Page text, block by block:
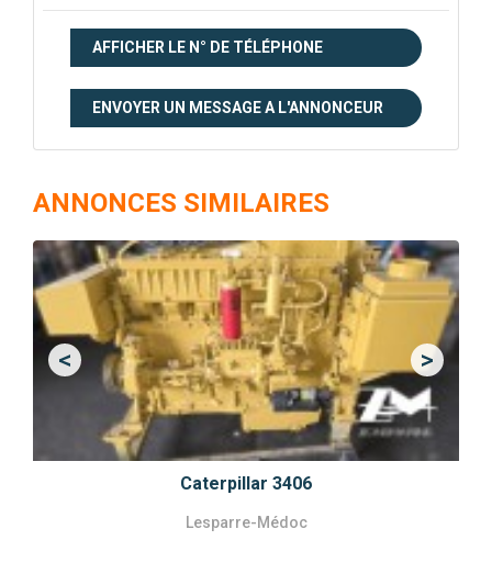
AFFICHER LE N° DE TÉLÉPHONE
ENVOYER UN MESSAGE A L'ANNONCEUR
ANNONCES SIMILAIRES
Caterpillar 3406
Lesparre-Médoc
<Previous >Next